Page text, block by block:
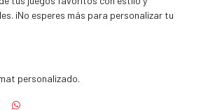
¡No esperes más para personalizar tu
personalizado.